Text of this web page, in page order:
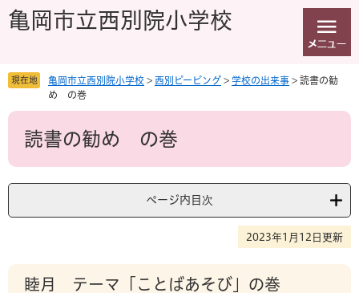
先
を
本
亀岡市立西別院小学校
現在地 亀岡市立西別院小学校 > 西別ピーピング > 学校の出来事 > 読書の勧
め の巻
本
読書の勧め の巻
ページ内目次
2023年1月12日更新
睦月 テーマ「ことばあそび」の巻